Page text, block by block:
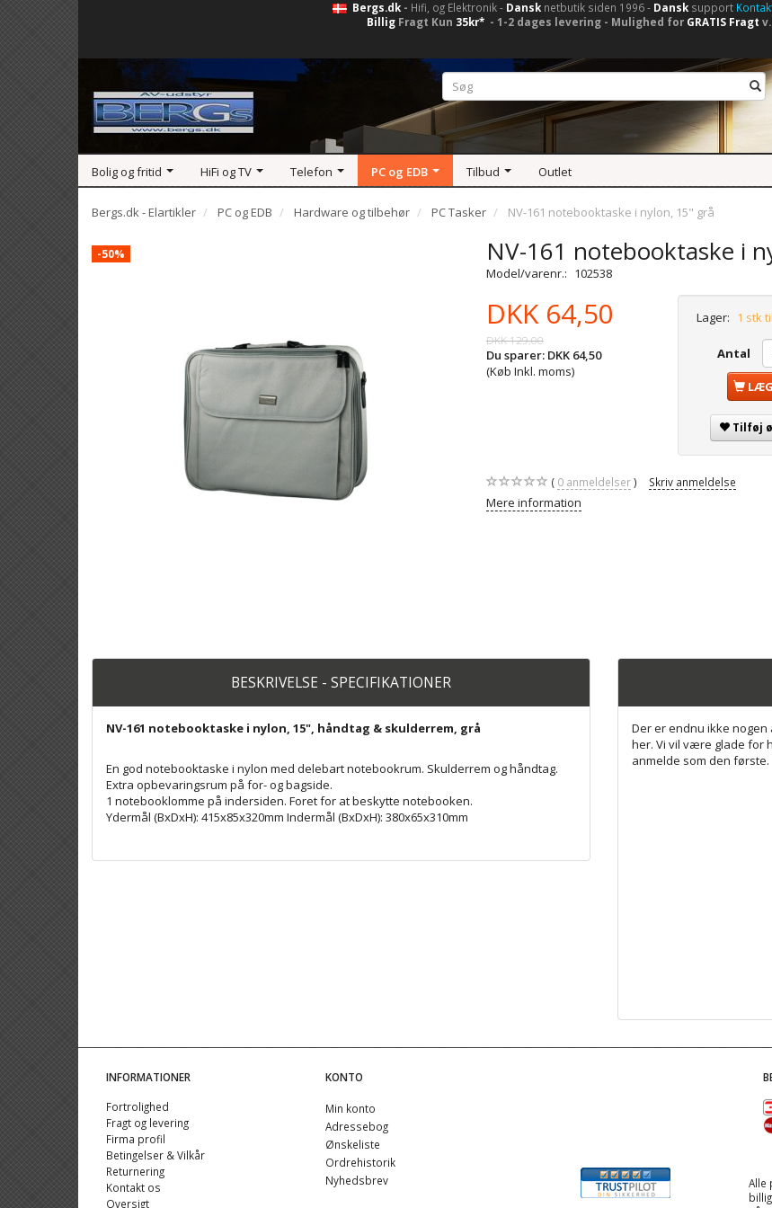
Bergs.dk- Hifi, og Elektronik - Dansknetbutik siden 1996 - Dansksupport
Billig Fragt Kun 35kr* - 1-2 dages levering - Mulighed for GRATIS Fragt
Bolig og fritid HiFi og TV Telefon PC og EDB Tilbud Outlet
Bergs.dk - Elartikler PC og EDB Hardware og tilbehør PC Tasker NV-161 notebooktaske i nylon, 15" grå
-50% NV-161 notebooktaske i
Model/varenr.: 102538
DKK 64,50
DKK 129,00
Du sparer: DKK 64,50
(Køb Inkl. moms)
Lager: 1 stk
Antal
Tilføj
0anmeldelser Skriv anmeldelse
Mere information
BESKRIVELSE - SPECIFIKATIONER
NV-161 notebooktaske i nylon, 15", håndtag & skulderrem, grå
En god notebooktaske i nylon med delebart notebookrum. Skulderrem og håndtag.
Extra opbevaringsrum på for- og bagside.
1 notebooklomme på indersiden. Foret for at beskytte notebooken.
Ydermål (BxDxH): 415x85x320mm Indermål (BxDxH): 380x65x310mm
Der er endnu ikke
her. Vi vil være glade for
anmelde som den første.
INFORMATIONER
Fortrolighed
Fragt og levering
Firma profil
Betingelser & Vilkår
Returnering
Kontakt os
Oversigt
KONTO
Min konto
Adressebog
Ønskeliste
Ordrehistorik
Nyhedsbrev
Alle